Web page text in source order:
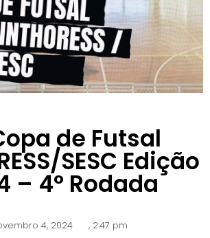
de Futsal
SESC Edição
– 4° Rodada
4, 2024 ,2:47 pm